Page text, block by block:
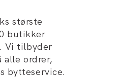
største
butikker
Vi tilbyder
alle ordrer,
bytteservice.